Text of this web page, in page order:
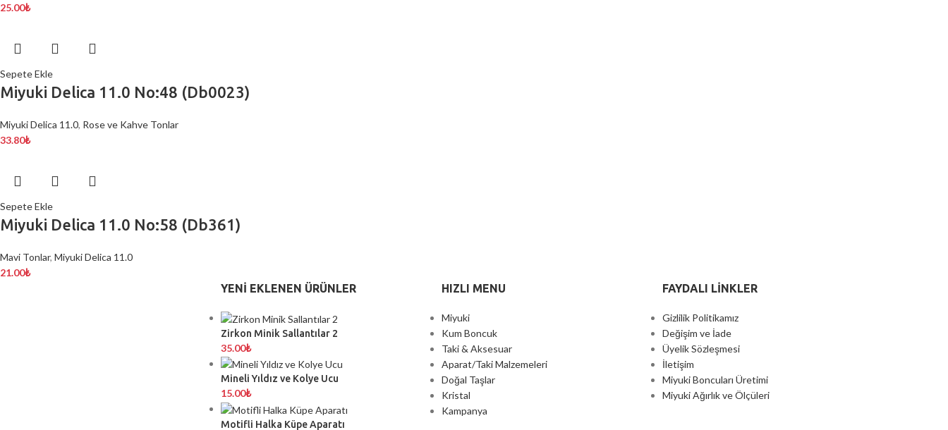
25.00₺
Sepete Ekle
Miyuki Delica 11.0 No:48 (Db0023)
Miyuki Delica 11.0, Rose ve Kahve Tonlar
33.80₺
Sepete Ekle
Miyuki Delica 11.0 No:58 (Db361)
Mavi Tonlar, Miyuki Delica 11.0
21.00₺
YENI EKLENEN ÜRÜNLER
Zirkon Minik Sallantılar 2
35.00₺
Mineli Yıldız ve Kolye Ucu
15.00₺
Motifli Halka Küpe Aparatı
HIZLI MENU
Miyuki
Kum Boncuk
Taki & Aksesuar
Aparat/Taki Malzemeleri
Doğal Taşlar
Kristal
Kampanya
FAYDALI LİNKLER
Gizlilik Politikamız
Değişim ve İade
Üyelik Sözleşmesi
İletişim
Miyuki Boncuları Üretimi
Miyuki Ağırlık ve Ölçüleri